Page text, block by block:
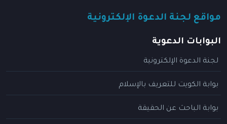
مواقع لجنة الدعوة الإلكترونية
البوابات الدعوية
لجنة الدعوة الإلكترونية
بوابة الكويت للتعريف بالإسلام
بوابة الباحث عن الحقيقة